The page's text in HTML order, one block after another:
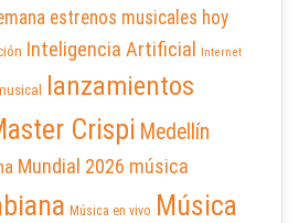
estrenos musicales hoy
Inteligencia Artificial Internet
lanzamientos
Crispi Medellín
Mundial 2026 música
Música en vivo Música